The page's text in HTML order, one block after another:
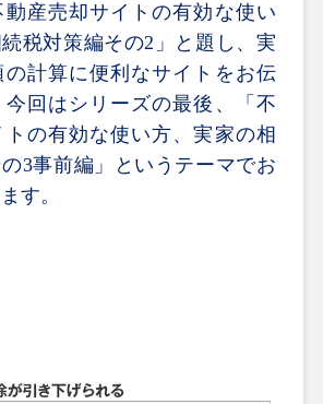
産売却サイトの有効な使い
税対策編その2 」と題し、実
の計算に便利なサイトをお伝
今回はシリーズの最後、「不
の有効な使い方、実家の相
3事前編」というテーマでお
す。